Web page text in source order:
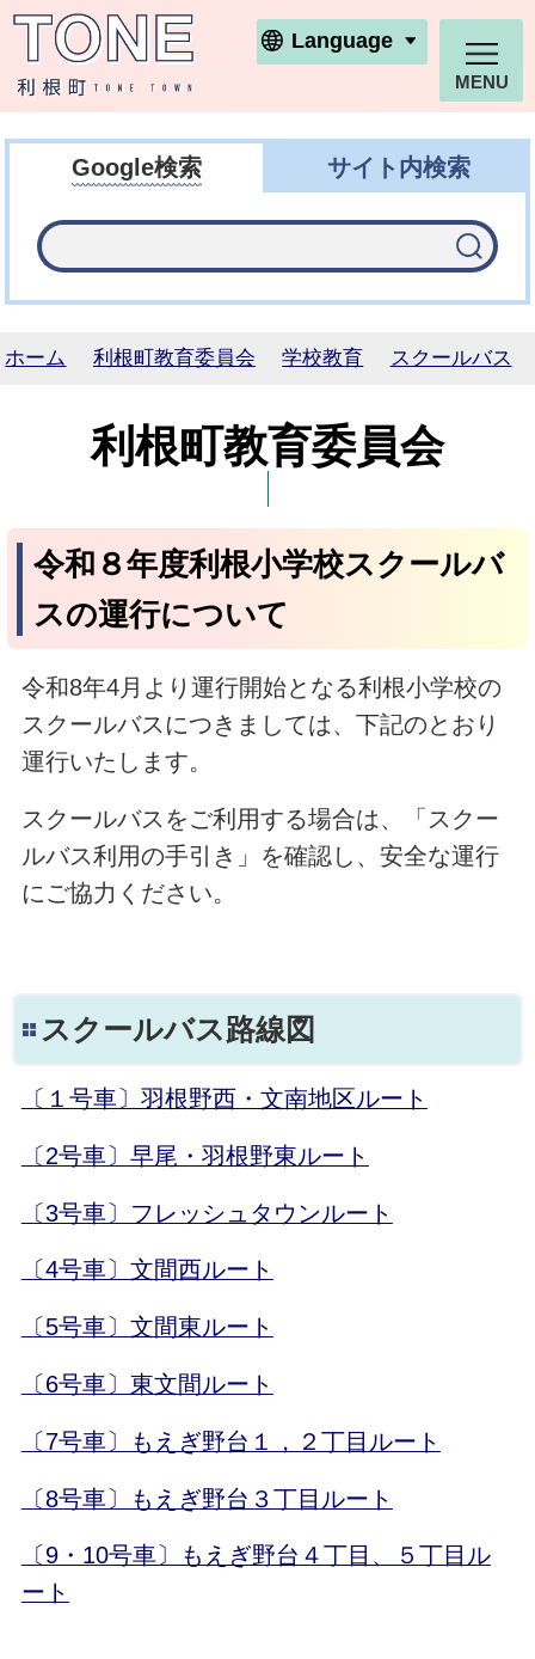
利根町ホームページ
Language
MENU
Google検索 サイト内検索
ホーム 利根町教育委員会 学校教育 スクールバス
利根町教育委員会
令和８年度利根小学校スクールバ
スの運行について
令和8年4月より運行開始となる利根小学校の
スクールバスにつきましては、下記のとおり
運行いたします。
スクールバスをご利用する場合は、「スクー
ルバス利用の手引き」を確認し、安全な運行
にご協力ください。
スクールバス路線図
〔１号車〕羽根野西・文南地区ルート
〔2号車〕早尾・羽根野東ルート
〔3号車〕フレッシュタウンルート
〔4号車〕文間西ルート
〔5号車〕文間東ルート
〔6号車〕東文間ルート
〔7号車〕もえぎ野台１，２丁目ルート
〔8号車〕もえぎ野台３丁目ルート
〔9・10号車〕もえぎ野台４丁目、５丁目ル
ート